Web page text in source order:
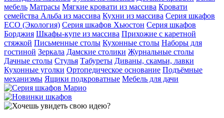
мебель Матрасы Мягкие кровати из массива Кровати
семейства Альба из массива Кухни из массива Серия шкафов
ECO (Экология) Серия шкафов Хьюстон Серия шкафов
Борджия Шкафы-купе из массива Прихожие с каретной
стяжкой Письменные столы Кухонные столы Наборы для
гостиной Зеркала Дамские столики Журнальные столы
Дачные столы Стулья Табуреты Диваны, скамьи, лавки
Кухонные уголки Ортопедическое основание Подъёмные
механизмы Ящики подкроватные Мебель для дачи